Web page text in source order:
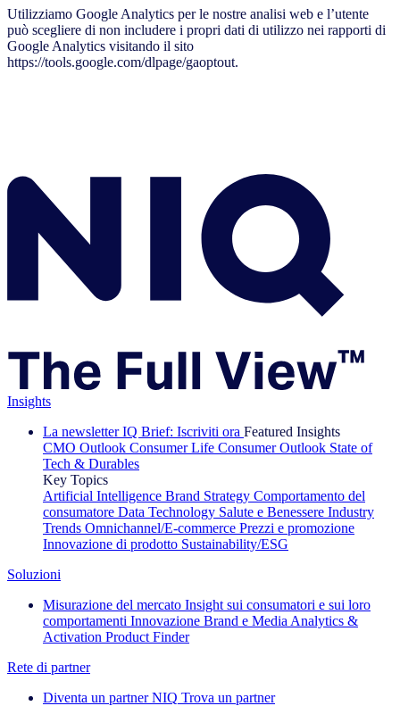
Utilizziamo Google Analytics per le nostre analisi web e l’utente
può scegliere di non includere i propri dati di utilizzo nei rapporti di
Google Analytics visitando il sito
https://tools.google.com/dlpage/gaoptout.
Insights
La newsletter IQ Brief: Iscriviti ora Featured Insights
CMO Outlook Consumer Life Consumer Outlook State of
Tech & Durables
Key Topics
Artificial Intelligence Brand Strategy Comportamento del
consumatore Data Technology Salute e Benessere Industry
Trends Omnichannel/E-commerce Prezzi e promozione
Innovazione di prodotto Sustainability/ESG
Soluzioni
Misurazione del mercato Insight sui consumatori e sui loro
comportamenti Innovazione Brand e Media Analytics &
Activation Product Finder
Rete di partner
Diventa un partner NIQ Trova un partner